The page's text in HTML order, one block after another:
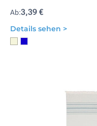
Ab:3,39 €
Details sehen >